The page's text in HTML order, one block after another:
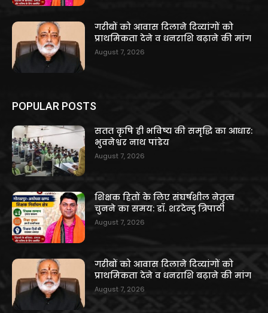
गरीबों को आवास दिलाने दिव्यांगों को
प्राथमिकता देने व धनराशि बढ़ाने की मांग
August 7, 2026
POPULAR POSTS
सतत कृषि ही भविष्य की समृद्धि का आधार:
भुवनेश्वर नाथ पांडेय
August 7, 2026
शिक्षक हितों के लिए संघर्षशील नेतृत्व
चुनने का समय: डॉ. शरदेन्दु त्रिपाठी
August 7, 2026
गरीबों को आवास दिलाने दिव्यांगों को
प्राथमिकता देने व धनराशि बढ़ाने की मांग
August 7, 2026